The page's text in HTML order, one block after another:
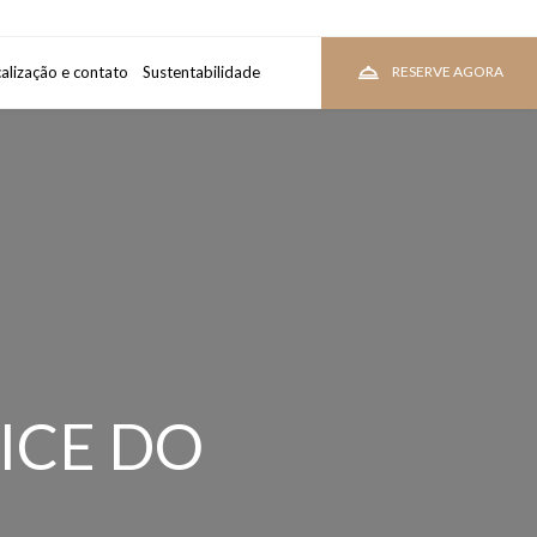
e contato Sustentabilidade RESERVE AGORA
VEJA PREÇOS
DO